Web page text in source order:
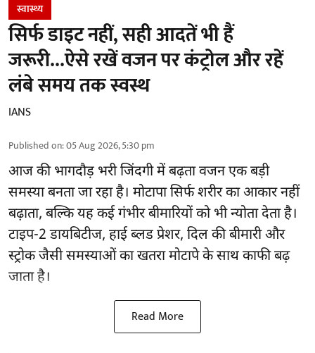
स्वास्थ्य
सिर्फ डाइट नहीं, सही आदतें भी हैं
जरूरी...ऐसे रखें वजन पर कंट्रोल और रहें
लंबे समय तक स्वस्थ
IANS
Published on:05 Aug 2026, 5:30 pm
आज की भागदौड़ भरी जिंदगी में बढ़ता वजन एक बड़ी
समस्या बनता जा रहा है। मोटापा सिर्फ शरीर का आकार नहीं
बढ़ाता, बल्कि यह कई गंभीर बीमारियों को भी न्योता देता है।
टाइप-2 डायबिटीज, हाई ब्लड प्रेशर, दिल की बीमारी और
स्ट्रोक जैसी समस्याओं का खतरा मोटापे के साथ काफी बढ़
जाता है।
Read More